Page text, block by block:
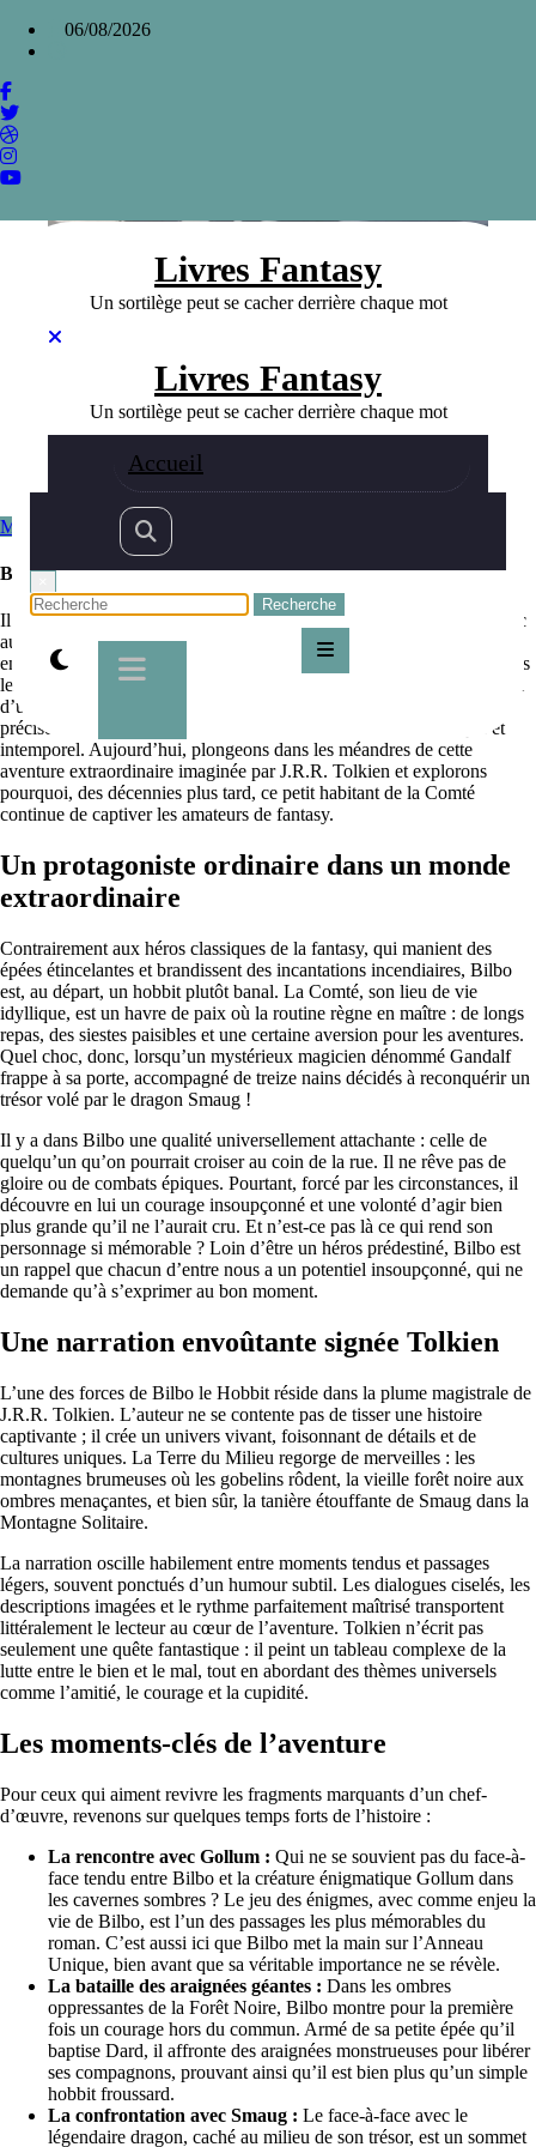
contenu
06/08/2026
Livres Fantasy
Un sortilège peut se cacher derrière chaque mot
Livres Fantasy
Un sortilège peut se cacher derrière chaque mot
Accueil
Bilbo le hobbit
Meilleurs livres Fantasy
Bilbo le hobbit
Il est peu de personnages dans la littérature fantasy qui résonnent avec
autant de vivacité que Bilbo Baggins, plus connu sous le nom
enchanteur de Bilbo le Hobbit. Héros (malgré lui) de l’une des œuvres
les plus marquantes du genre, Bilbo n’a rien d’un guerrier héroïque ni
d’un sorcier flamboyant. Non, Bilbo est… un hobbit. Et c’est
précisément cette simplicité qui fait de lui un protagoniste unique et
intemporel. Aujourd’hui, plongeons dans les méandres de cette
aventure extraordinaire imaginée par J.R.R. Tolkien et explorons
pourquoi, des décennies plus tard, ce petit habitant de la Comté
continue de captiver les amateurs de fantasy.
Un protagoniste ordinaire dans un monde
extraordinaire
Contrairement aux héros classiques de la fantasy, qui manient des
épées étincelantes et brandissent des incantations incendiaires, Bilbo
est, au départ, un hobbit plutôt banal. La Comté, son lieu de vie
idyllique, est un havre de paix où la routine règne en maître : de longs
repas, des siestes paisibles et une certaine aversion pour les aventures.
Quel choc, donc, lorsqu’un mystérieux magicien dénommé Gandalf
frappe à sa porte, accompagné de treize nains décidés à reconquérir un
trésor volé par le dragon Smaug !
Il y a dans Bilbo une qualité universellement attachante : celle de
quelqu’un qu’on pourrait croiser au coin de la rue. Il ne rêve pas de
gloire ou de combats épiques. Pourtant, forcé par les circonstances, il
découvre en lui un courage insoupçonné et une volonté d’agir bien
plus grande qu’il ne l’aurait cru. Et n’est-ce pas là ce qui rend son
personnage si mémorable ? Loin d’être un héros prédestiné, Bilbo est
un rappel que chacun d’entre nous a un potentiel insoupçonné, qui ne
demande qu’à s’exprimer au bon moment.
Une narration envoûtante signée Tolkien
L’une des forces de Bilbo le Hobbit réside dans la plume magistrale de
J.R.R. Tolkien. L’auteur ne se contente pas de tisser une histoire
captivante ; il crée un univers vivant, foisonnant de détails et de
cultures uniques. La Terre du Milieu regorge de merveilles : les
montagnes brumeuses où les gobelins rôdent, la vieille forêt noire aux
ombres menaçantes, et bien sûr, la tanière étouffante de Smaug dans la
Montagne Solitaire.
La narration oscille habilement entre moments tendus et passages
légers, souvent ponctués d’un humour subtil. Les dialogues ciselés, les
descriptions imagées et le rythme parfaitement maîtrisé transportent
littéralement le lecteur au cœur de l’aventure. Tolkien n’écrit pas
seulement une quête fantastique : il peint un tableau complexe de la
lutte entre le bien et le mal, tout en abordant des thèmes universels
comme l’amitié, le courage et la cupidité.
Les moments-clés de l’aventure
Pour ceux qui aiment revivre les fragments marquants d’un chef-
d’œuvre, revenons sur quelques temps forts de l’histoire :
La rencontre avec Gollum : Qui ne se souvient pas du face-à-
face tendu entre Bilbo et la créature énigmatique Gollum dans
les cavernes sombres ? Le jeu des énigmes, avec comme enjeu la
vie de Bilbo, est l’un des passages les plus mémorables du
roman. C’est aussi ici que Bilbo met la main sur l’Anneau
Unique, bien avant que sa véritable importance ne se révèle.
La bataille des araignées géantes : Dans les ombres
oppressantes de la Forêt Noire, Bilbo montre pour la première
fois un courage hors du commun. Armé de sa petite épée qu’il
baptise Dard, il affronte des araignées monstrueuses pour libérer
ses compagnons, prouvant ainsi qu’il est bien plus qu’un simple
hobbit froussard.
La confrontation avec Smaug : Le face-à-face avec le
légendaire dragon, caché au milieu de son trésor, est un sommet